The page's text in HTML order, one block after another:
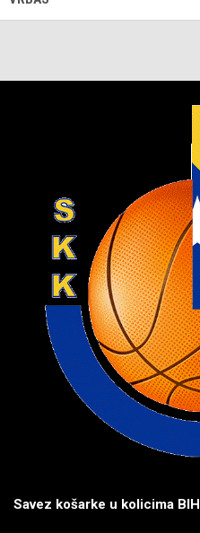
Savez košarke u kolicima BIH